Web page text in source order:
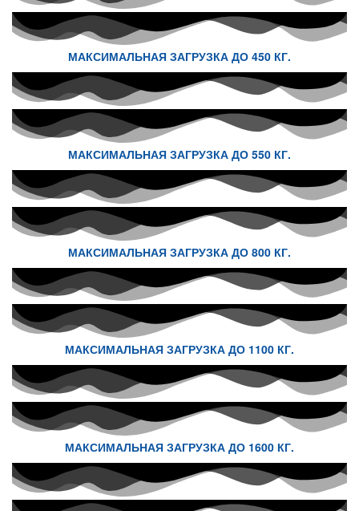
МАКСИМАЛЬНАЯ ЗАГРУЗКА ДО 450 КГ.
МАКСИМАЛЬНАЯ ЗАГРУЗКА ДО 550 КГ.
МАКСИМАЛЬНАЯ ЗАГРУЗКА ДО 800 КГ.
МАКСИМАЛЬНАЯ ЗАГРУЗКА ДО 1100 КГ.
МАКСИМАЛЬНАЯ ЗАГРУЗКА ДО 1600 КГ.